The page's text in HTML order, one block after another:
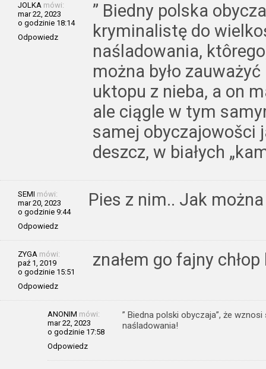
JOLKA mówi:
mar 22, 2023
o godzinie 18:14
Odpowiedz
” Biedny polska
kryminalistę do
naśladowania,
można było
uktopu z nieba, a on
ale ciągle w tym
samej obyczajowošci
deszcz, w białych
SEMI mówi:
mar 20, 2023
o godzinie 9:44
Odpowiedz
Pies z nim.. Jak
ZYGA mówi:
paź 1, 2019
o godzinie 15:51
Odpowiedz
znałem go fajny chłop
ANONIM mówi:
mar 22, 2023
o godzinie 17:58
Odpowiedz
” Biedna polski obyczaja”, że
naśladowania!